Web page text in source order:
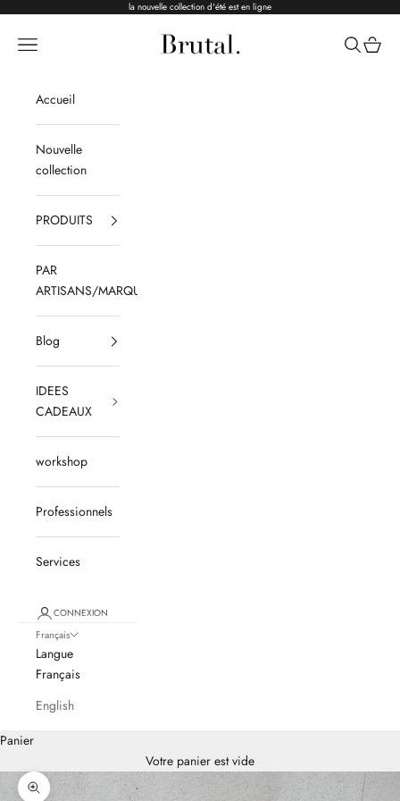
la nouvelle collection d'été est en ligne
Brutal Ceramics
Menu Recherche
Panier
Accueil
Nouvelle
collection
PRODUITS
PAR
ARTISANS/MARQUES
Blog
IDEES
CADEAUX
workshop
Professionnels
Services
CONNEXION
Français
Langue
Français
English
Panier
Votre panier est vide
Zoomer sur l'image